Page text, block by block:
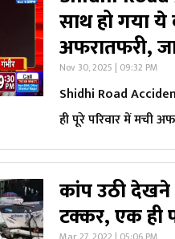
साथ हो गया
अफरातफरी,
Nov 30, 2025 | 09:32 PM
Shidhi Road
ही पूरे परिवार में मची
कांप उठी देखने
टक्कर, एक ही